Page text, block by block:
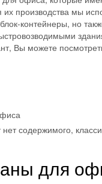
производства мы
контейнеры, но
Вы можете
содержимого,
для